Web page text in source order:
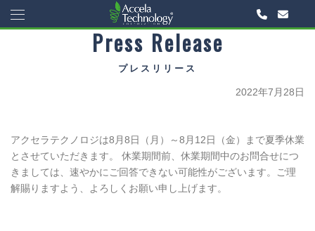
Press Release
プレスリリース
2022年7月28日
アクセラテクノロジは8月8日（月）～8月12日（金）
まで夏季休業
とさせていただきます。 休業期間前、休業期間中のお問合せにつ
きましては、速やかにご回答できない可能性がございます。
ご理
解賜りますよう、よろし くお願い申し上げます。